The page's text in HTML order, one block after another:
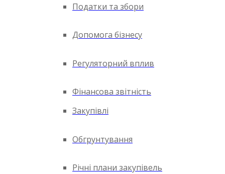
Податки та збори
Допомога бізнесу
Регуляторний вплив
Фінансова звітність
Закупівлі
Обгрунтування
Річні плани закупівель